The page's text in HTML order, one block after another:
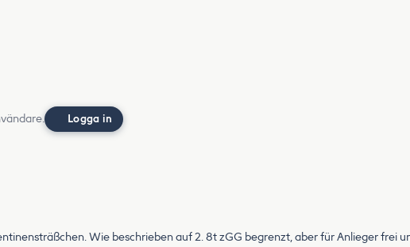
Logga in
Wie beschrieben auf 2. 8t zGG begrenzt, aber für Anlieger frei